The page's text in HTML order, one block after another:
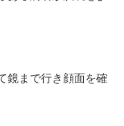
鏡まで行き顔面を確